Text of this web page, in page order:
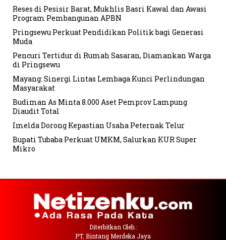
Reses di Pesisir Barat, Mukhlis Basri Kawal dan Awasi
Program Pembangunan APBN
Pringsewu Perkuat Pendidikan Politik bagi Generasi
Muda
Pencuri Tertidur di Rumah Sasaran, Diamankan Warga
di Pringsewu
Mayang: Sinergi Lintas Lembaga Kunci Perlindungan
Masyarakat
Budiman As Minta 8.000 Aset Pemprov Lampung
Diaudit Total
Imelda Dorong Kepastian Usaha Peternak Telur
Bupati Tubaba Perkuat UMKM, Salurkan KUR Super
Mikro
Diterbitkan Oleh :
PT. Bintang Merdeka Jaya